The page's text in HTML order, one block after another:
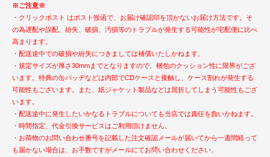
※ご注意※
・クリックポスト はポスト投函で、お届け確認印を頂かないお届け方法です。そ
の為遅配や誤配、紛失、破損、汚損等のトラブルが発生する可能性が宅配便に比べ
高まります。
・配送途中での破損や紛失につきましては補償いたしかねます。
・規定サイズが厚さ30mmまでとなりますので、梱包のクッション性に限界がござ
います。特典の缶バッヂなどは内部でCDケースと接触し、ケース割れが発生する
可能性もございます。また、紙ジャケット製品などは屈折してしまう可能性もござ
います。
・配送途中に発生したいかなるトラブルについても当店では責任を負いかねます。
・時間指定、代金引換サービスはご利用頂けません。
・お荷物のお問い合わせ番号を記載した注文確認メールが届いてから一週間経って
も届かない場合は、お手数ですがメールにてお問い合わせください。